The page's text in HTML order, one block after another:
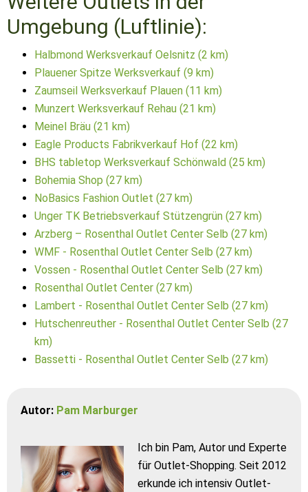
Umgebung (Luftlinie):
Halbmond Werksverkauf Oelsnitz (2 km)
Plauener Spitze Werksverkauf (9 km)
Zaumseil Werksverkauf Plauen (11 km)
Munzert Werksverkauf Rehau (21 km)
Meinel Bräu (21 km)
Eagle Products Fabrikverkauf Hof (22 km)
BHS tabletop Werksverkauf Schönwald (25 km)
Bohemia Shop (27 km)
NoBasics Fashion Outlet (27 km)
Unger TK Betriebsverkauf Stützengrün (27 km)
Arzberg – Rosenthal Outlet Center Selb (27 km)
WMF - Rosenthal Outlet Center Selb (27 km)
Vossen - Rosenthal Outlet Center Selb (27 km)
Rosenthal Outlet Center (27 km)
Lambert - Rosenthal Outlet Center Selb (27 km)
Hutschenreuther - Rosenthal Outlet Center Selb (27
km)
Bassetti - Rosenthal Outlet Center Selb (27 km)
Autor: Pam Marburger
Ich bin Pam, Autor und Experte
für Outlet-Shopping. Seit 2012
erkunde ich intensiv Outlet-